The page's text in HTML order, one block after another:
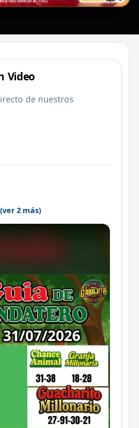
Video
de nuestros
(ver 2 más)